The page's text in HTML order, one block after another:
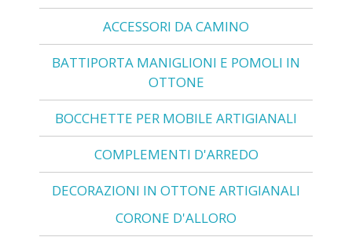
ACCESSORI DA CAMINO
BATTIPORTA MANIGLIONI E POMOLI IN
OTTONE
BOCCHETTE PER MOBILE ARTIGIANALI
COMPLEMENTI D'ARREDO
DECORAZIONI IN OTTONE ARTIGIANALI
CORONE D'ALLORO